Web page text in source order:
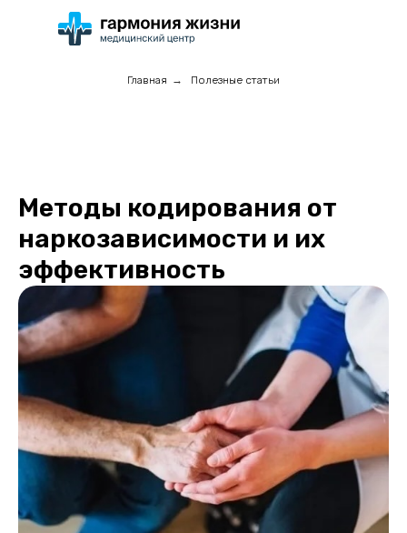
Главная → Полезные статьи
Методы кодирования от
наркозависимости и их
эффективность